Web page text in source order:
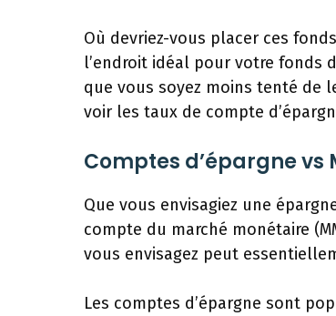
Où devriez-vous placer ces
l’endroit idéal pour votre fonds
que vous soyez moins tenté de
voir les taux de compte
Comptes d’épargne vs
Que vous envisagiez une
compte du marché monétaire
vous envisagez peut
Les comptes d’épargne sont